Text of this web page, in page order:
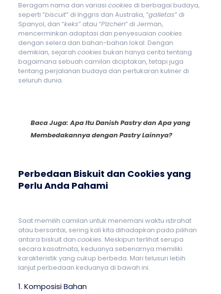
Beragam nama dan variasi cookies di berbagai budaya,
seperti “biscuit” di Inggris dan Australia, “galletas” di
Spanyol, dan “keks” atau “Plzchen” di Jerman,
mencerminkan adaptasi dan penyesuaian cookies
dengan selera dan bahan-bahan lokal. Dengan
demikian, sejarah cookies bukan hanya cerita tentang
bagaimana sebuah camilan diciptakan, tetapi juga
tentang perjalanan budaya dan pertukaran kuliner di
seluruh dunia.
Baca Juga:Apa Itu Danish Pastry dan Apa yang
Membedakannya dengan Pastry Lainnya?
Perbedaan Biskuit dan Cookies yang
Perlu Anda Pahami
Saat memilih camilan untuk menemani waktu istirahat
atau bersantai, sering kali kita dihadapkan pada pilihan
antara biskuit dan cookies. Meskipun terlihat serupa
secara kasatmata, keduanya sebenarnya memiliki
karakteristik yang cukup berbeda. Mari telusuri lebih
lanjut perbedaan keduanya di bawah ini.
1. Komposisi Bahan